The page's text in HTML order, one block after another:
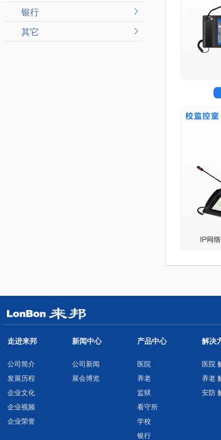
银行
其它
走进来邦
公司简介
发展历程
企业文化
企业视频
企业荣誉
新闻中心
公司新闻
展会博览
产品中心
医院
养老
监狱
看守所
学校
银行
解决
医院
养老
安防